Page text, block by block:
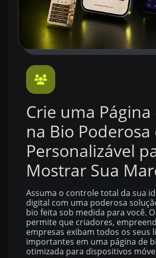
Crie uma
na Bio Poderosa
Personalizável
Mostrar Sua
Assuma o controle total da sua
digital com uma poderosa
bio feita sob medida para você.
permite que criadores,
empresas exibam todos os seus
importantes em uma página de
otimizada para dispositivos